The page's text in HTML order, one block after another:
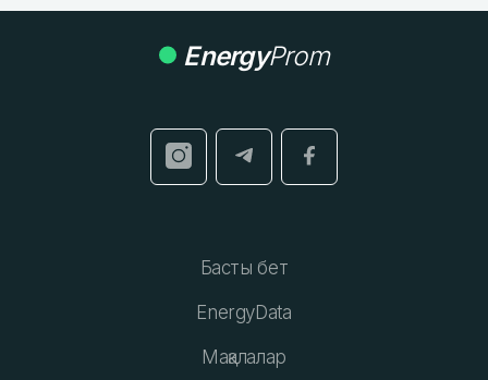
EnergyProm
Басты бет
EnergyData
Мақалалар